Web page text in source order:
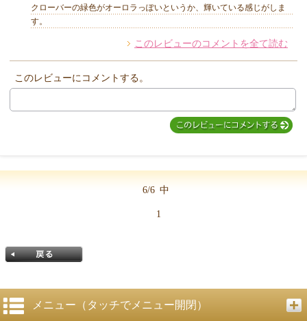
クローバーの緑色がオーロラっぽいというか、輝いている感じがしま
す。
このレビューのコメントを全て読む
このレビューにコメントする。
6/6 中
1
メニュー（タッチでメニュー開閉）